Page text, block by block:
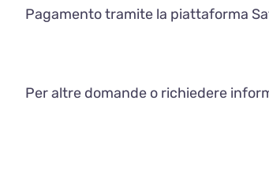
Pagamento tramite la piattaforma
Per altre domande o richiedere